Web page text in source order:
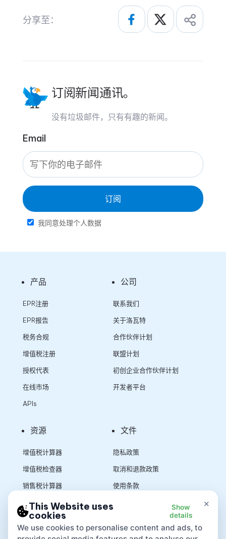
分享至：
订阅新闻通讯。
没有垃圾邮件，只有有趣的新闻。
Email
订阅
我同意处理个人数据
产品
EPR注册
EPR报告
税务合规
增值税注册
授权代表
在线市场
APIs
公司
联系我们
关于洛瓦特
合作伙伴计划
联盟计划
初创企业合作伙伴计划
开发者平台
资源
增值税计算器
增值税检查器
销售税计算器
文件
隐私政策
取消和退款政策
使用条款
×
This Website uses
cookies
Show
details
We use cookies to personalise content and ads, to